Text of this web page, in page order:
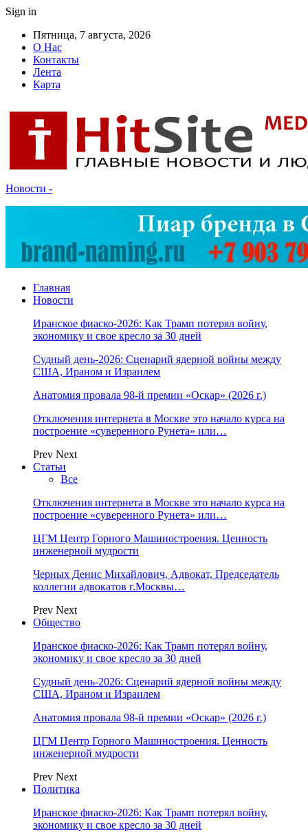
Sign in
Пятница, 7 августа, 2026
О Нас
Контакты
Лента
Карта
Новости -
Главная
Новости
Иранское фиаско-2026: Как Трамп потерял войну,
экономику и свое кресло за 30 дней
Судный день-2026: Сценарий ядерной войны между
США, Ираном и Израилем
Анатомия провала 98-й премии «Оскар» (2026 г.)
Отключения интернета в Москве это начало курса на
построение «суверенного Рунета» или…
Prev Next
Статьи
Все
Отключения интернета в Москве это начало курса на
построение «суверенного Рунета» или…
ЦГМ Центр Горного Машиностроения. Ценность
инженерной мудрости
Черных Денис Михайлович, Адвокат, Председатель
коллегии адвокатов г.Москвы…
Prev Next
Общество
Иранское фиаско-2026: Как Трамп потерял войну,
экономику и свое кресло за 30 дней
Судный день-2026: Сценарий ядерной войны между
США, Ираном и Израилем
Анатомия провала 98-й премии «Оскар» (2026 г.)
ЦГМ Центр Горного Машиностроения. Ценность
инженерной мудрости
Prev Next
Политика
Иранское фиаско-2026: Как Трамп потерял войну,
экономику и свое кресло за 30 дней